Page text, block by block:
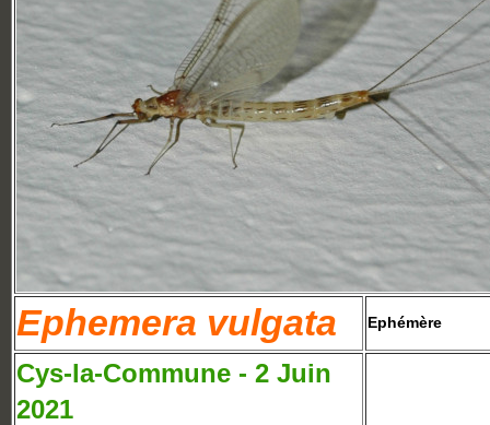
Ephemera vulgata Ephémère
Cys-la-Commune - 2 Juin
2021